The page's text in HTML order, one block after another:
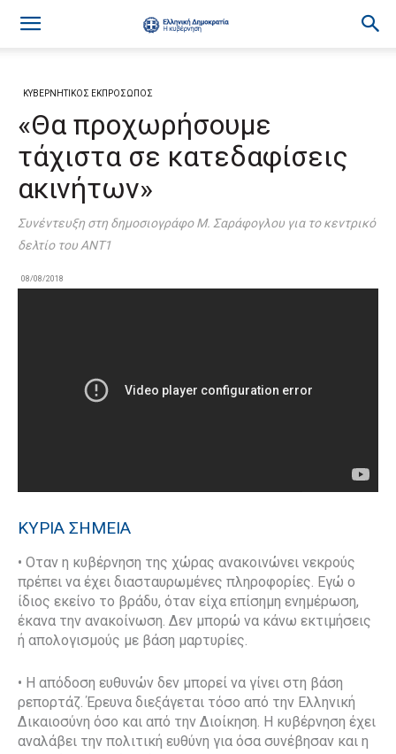
ΚΥΒΕΡΝΗΤΙΚΟΣ ΕΚΠΡΟΣΩΠΟΣ
«Θα προχωρήσουμε
τάχιστα σε κατεδαφίσεις
ακινήτων»
Συνέντευξη στη δημοσιογράφο Μ. Σαράφογλου για το κεντρικό
δελτίο του ΑΝΤ1
08/08/2018
ΚΥΡΙΑ ΣΗΜΕΙΑ
• Οταν η κυβέρνηση της χώρας ανακοινώνει νεκρούς
πρέπει να έχει διασταυρωμένες πληροφορίες. Εγώ ο
ίδιος εκείνο το βράδυ, όταν είχα επίσημη ενημέρωση,
έκανα την ανακοίνωση. Δεν μπορώ να κάνω εκτιμήσεις
ή απολογισμούς με βάση μαρτυρίες.
• Η απόδοση ευθυνών δεν μπορεί να γίνει στη βάση
ρεπορτάζ. Έρευνα διεξάγεται τόσο από την Ελληνική
Δικαιοσύνη όσο και από την Διοίκηση. Η κυβέρνηση έχει
αναλάβει την πολιτική ευθύνη για όσα συνέβησαν και η